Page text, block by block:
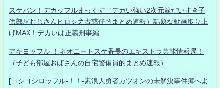
スケバン！デカッフルまっくす（デカい強い2次元嫁だいすき子
供部屋おじさんヒロシ之古惑仔的まとめ速報）話題な動画取り上
げMAX！デカいは正義刑事編
アキヨッフル-！ネオニートスケ番長のエキストラ芸能情報局！
（子ども部屋おばさんの自宅警備員的まとめ速報）
[ヨシヨシロッフル-！！-素浪人勇者カツオンの未解決事件簿へよ